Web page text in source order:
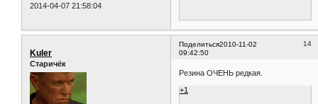
2014-04-07 21:58:04
Поделиться 14
2010-11-02
09:42:50
Kuler
Старичёк
Резина ОЧЕНЬ редкая.
+1